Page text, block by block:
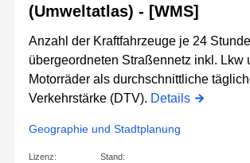
(Umweltatlas) - [WMS]
Anzahl der Kraftfahrzeuge je 24
übergeordneten Straßennetz inkl. Lkw
Motorräder als durchschnittliche
Verkehrstärke (DTV). Details
Geographie und Stadtplanung
Lizenz: Stand: